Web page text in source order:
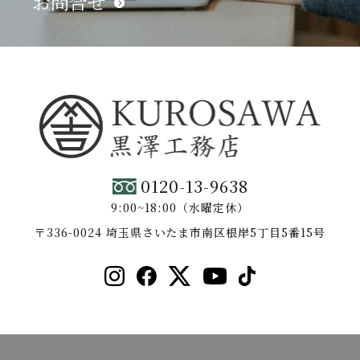
0120-13-9638
9:00~18:00（水曜定休）
〒336-0024 埼玉県さいたま市南区根岸5丁目5番15号